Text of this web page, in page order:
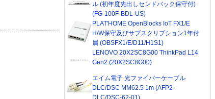
ル (初年度先出しセンドバック保守付)
(FG-100F-BDL-US)
PLAT'HOME OpenBlocks IoT FX1/E
H/W保守及びサブスクリプション1年付
属 (OBSFX1/E/D11/H1S1)
LENOVO 20X2SC8G00 ThinkPad L14
Gen2 (20X2SC8G00)
エイム電子 光ファイバーケーブル
DLC/DSC MM62.5 1m (AFP2-
DLC/DSC-62-01)